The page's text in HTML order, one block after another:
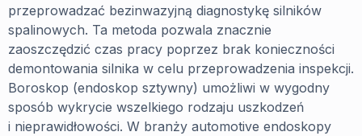
przeprowadzać bezinwazyjną diagnostykę silników
spalinowych. Ta metoda pozwala znacznie
zaoszczędzić czas pracy poprzez brak konieczności
demontowania silnika w celu przeprowadzenia inspekcji.
Boroskop (endoskop sztywny) umożliwi w wygodny
sposób wykrycie wszelkiego rodzaju uszkodzeń
i nieprawidłowości. W branży automotive endoskopy